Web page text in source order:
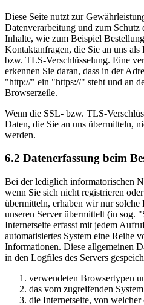
Diese Seite nutzt zur
Datenverarbeitung und zum
Inhalte, wie zum Beispiel
Kontaktanfragen, die Sie an uns als
bzw. TLS-Verschlüsselung. Eine
erkennen Sie daran, dass in der
"http://" ein "https://" steht und an
Browserzeile.
Wenn die SSL- bzw. TLS-
Daten, die Sie an uns übermitteln,
werden.
6.2 Datenerfassung beim
Bei der lediglich informatorischen
wenn Sie sich nicht registrieren
übermitteln, erhaben wir nur
unseren Server übermittelt (in sog.
Internetseite erfasst mit jedem
automatisiertes System eine Reihe
Informationen. Diese allgemeinen
in den Logfiles des Servers
verwendeten Browsertypen
das vom zugreifenden
die Internetseite, von